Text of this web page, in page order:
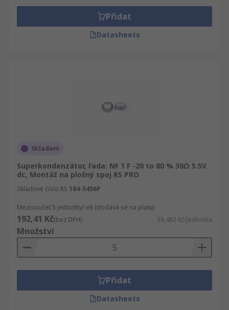
Přidat
Datasheets
Skladem
Superkondenzátor, řada: NF 1 F -20 to 80 % 30Ω 5.5V
dc, Montáž na plošný spoj RS PRO
Skladové číslo RS 184-5456P
Mezisoučet 5 jednotky/-ek (dodává se na platu)
192,41 Kč(bez DPH) 38,482 Kč/jednotka
Množství
Přidat
Datasheets